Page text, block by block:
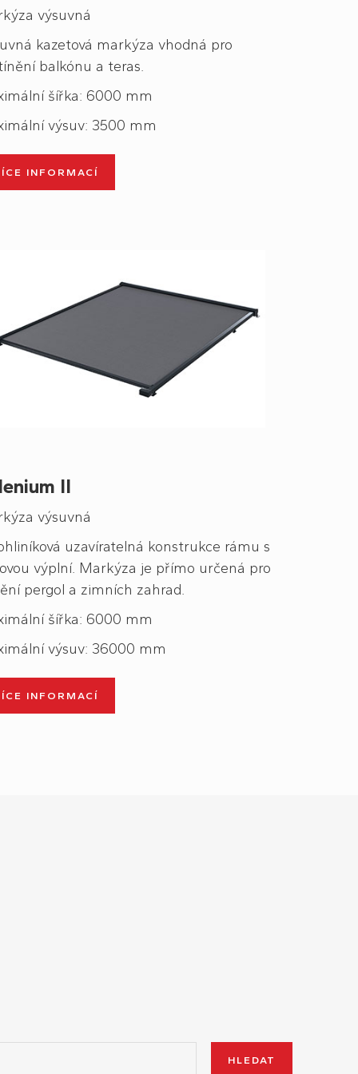
výsuvná
kazetová markýza vhodná pro
balkónu a teras.
šířka: 6000 mm
výsuv: 3500 mm
INFORMACÍ
II
výsuvná
uzavíratelná konstrukce rámu s
výplní. Markýza je přímo určená pro
pergol a zimních zahrad.
šířka: 6000 mm
výsuv: 36000 mm
INFORMACÍ